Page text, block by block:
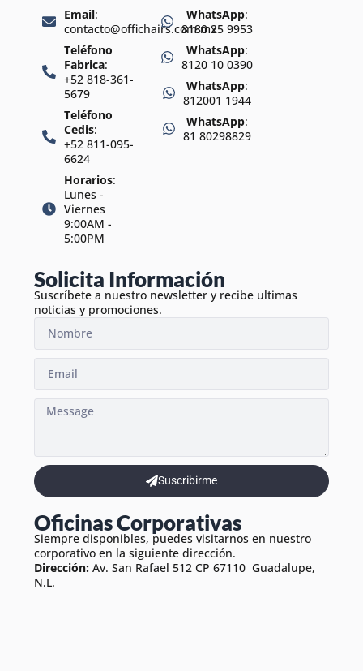
Email:
contacto@offichairs.com.mx
Teléfono
Fabrica:
+52 818-361-
5679
Teléfono
Cedis:
+52 811-095-
6624
Horarios:
Lunes -
Viernes
9:00AM -
5:00PM
WhatsApp:
8180 25 9953
WhatsApp:
8120 10 0390
WhatsApp:
812001 1944
WhatsApp:
81 80298829
Solicita Información
Suscríbete a nuestro newsletter y recibe ultimas
noticias y promociones.
Suscribirme
Oficinas Corporativas
Siempre disponibles, puedes visitarnos en nuestro
corporativo en la siguiente dirección.
Dirección: Av. San Rafael 512 CP 67110 Guadalupe,
N.L.